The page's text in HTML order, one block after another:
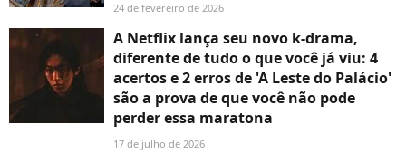
24 de fevereiro de 2026
A Netflix lança seu novo k-drama,
diferente de tudo o que você já viu: 4
acertos e 2 erros de 'A Leste do Palácio'
são a prova de que você não pode
perder essa maratona
17 de julho de 2026